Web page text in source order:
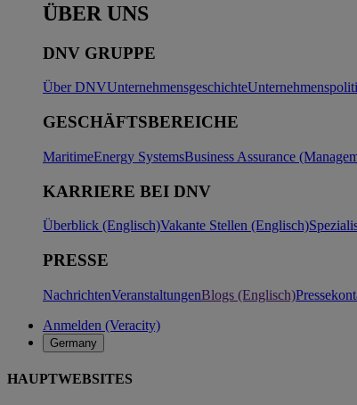
ÜBER UNS
DNV GRUPPE
Über DNVUnternehmensgeschichte
GESCHÄFTSBEREICHE
MaritimeEnergy SystemsBusiness Assurance
KARRIERE BEI DNV
Überblick (Englisch)Vakante Stellen (Englisch)
PRESSE
NachrichtenVeranstaltungenBlogs (Englisch)
Anmelden (Veracity)
Germany
HAUPTWEBSITES